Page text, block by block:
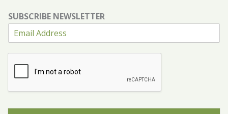
SUBSCRIBE NEWSLETTER